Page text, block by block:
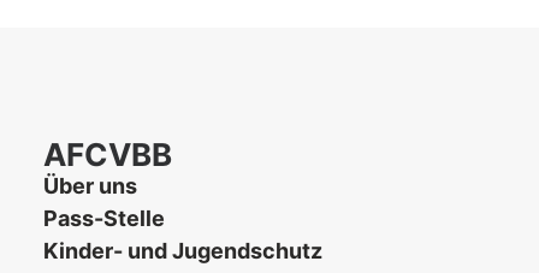
AFCVBB
Über uns
Pass-Stelle
Kinder- und Jugendschutz
22. Januar 2016